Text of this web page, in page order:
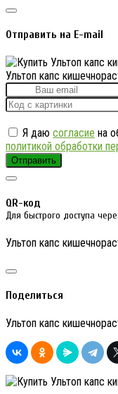
Отправить на E-mail
Ультоп капс
Я даю согласие на
политикой обработки
Отправить
QR-код
Для быстрого доступа
Ультоп капс
Поделиться
Ультоп капс